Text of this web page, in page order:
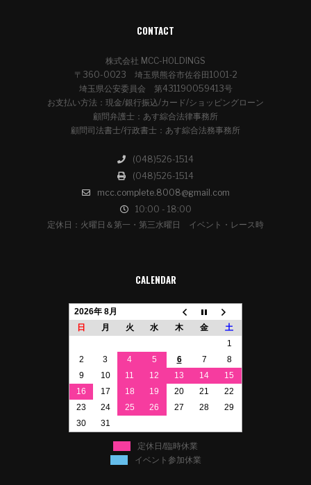
CONTACT
株式会社 MCC-HOLDINGS
〒360-0023 埼玉県熊谷市佐谷田1001-2
埼玉県公安委員会 第431190059413号
お支払い方法：現金/銀行振込/カード/ショッピングローン
顧問弁護士：あす綜合法律事務所
顧問司法書士/行政書士：あす綜合法務事務所
(048)526-1514
(048)526-1514
mcc.complete.8008@gmail.com
10:00 - 18:00
定休日：火曜日＆第一・第三水曜日 イベント・レース時
CALENDAR
2026年 8月
日
月 火 水 木 金
土
1
2
3 4 5 6 7
8
9
10 11 12 13 14
15
16
17 18 19 20 21
22
23
24 25 26 27 28
29
30
31
定休日/臨時休業
イベント参加休業